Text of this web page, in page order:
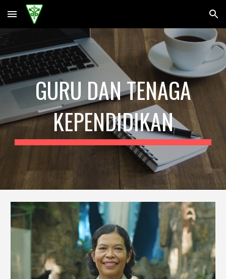
Skip to main content Skip to navigation
GURU DAN TENAGA
KEPENDIDIKAN